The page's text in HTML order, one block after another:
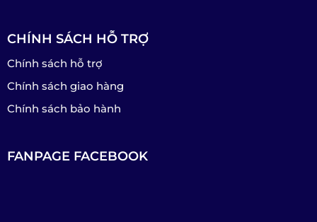
CHÍNH SÁCH HỖ TRỢ
Chính sách hỗ trợ
Chính sách giao hàng
Chính sách bảo hành
FANPAGE FACEBOOK